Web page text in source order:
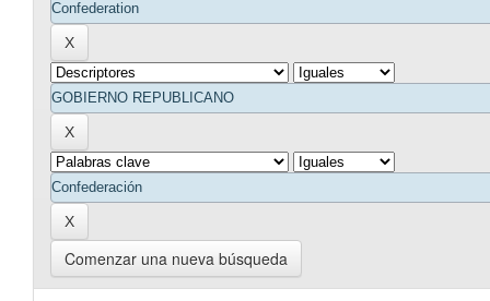
Comenzar una nueva búsqueda